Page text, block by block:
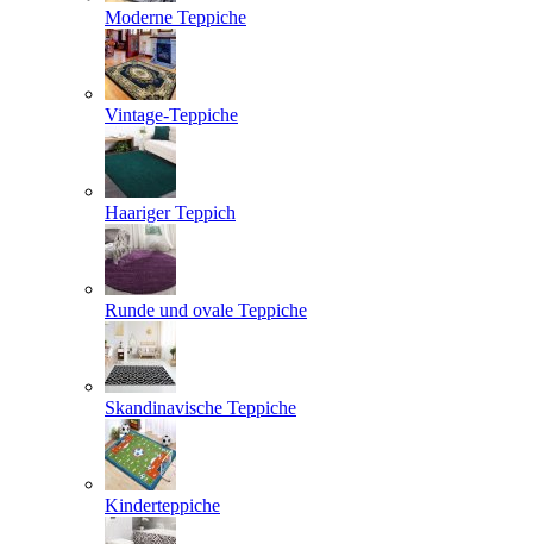
Moderne Teppiche
Vintage-Teppiche
Haariger Teppich
Runde und ovale Teppiche
Skandinavische Teppiche
Kinderteppiche